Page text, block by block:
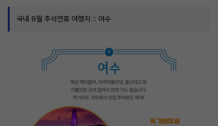
국내 9월 추석연휴 여행지 :: 여수